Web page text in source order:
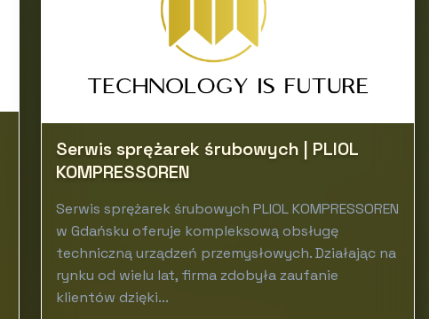
Serwis sprężarek śrubowych | PLIOL
KOMPRESSOREN
Serwis sprężarek śrubowych PLIOL KOMPRESSOREN
w Gdańsku oferuje kompleksową obsługę
techniczną urządzeń przemysłowych. Działając na
rynku od wielu lat, firma zdobyła zaufanie
klientów dzięki...